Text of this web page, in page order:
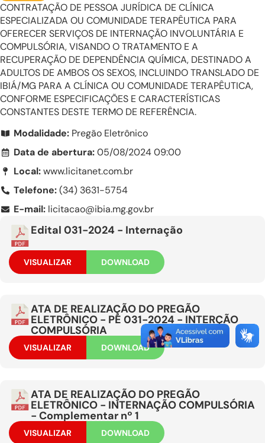
CONTRATAÇÃO DE PESSOA JURÍDICA DE CLÍNICA
ESPECIALIZADA OU COMUNIDADE TERAPÊUTICA PARA
OFERECER SERVIÇOS DE INTERNAÇÃO INVOLUNTÁRIA E
COMPULSÓRIA, VISANDO O TRATAMENTO E A
RECUPERAÇÃO DE DEPENDÊNCIA QUÍMICA, DESTINADO A
ADULTOS DE AMBOS OS SEXOS, INCLUINDO TRANSLADO DE
IBIÁ/MG PARA A CLÍNICA OU COMUNIDADE TERAPÊUTICA,
CONFORME ESPECIFICAÇÕES E CARACTERÍSTICAS
CONSTANTES DESTE TERMO DE REFERÊNCIA.
Modalidade:Pregão Eletrônico
Data de abertura:05/08/2024 09:00
Local:www.licitanet.com.br
Telefone:(34) 3631-5754
E-mail: licitacao@ibia.mg.gov.br
Edital 031-2024 - Internação
VISUALIZAR DOWNLOAD
ATA DE REALIZAÇÃO DO PREGÃO
ELETRÔNICO - PE 031-2024 - INTERÇÃO
COMPULSÓRIA
VISUALIZAR DOWNLOAD
ATA DE REALIZAÇÃO DO PREGÃO
ELETRÔNICO - INTERNAÇÃO COMPULSÓRIA
- Complementar nº 1
VISUALIZAR DOWNLOAD